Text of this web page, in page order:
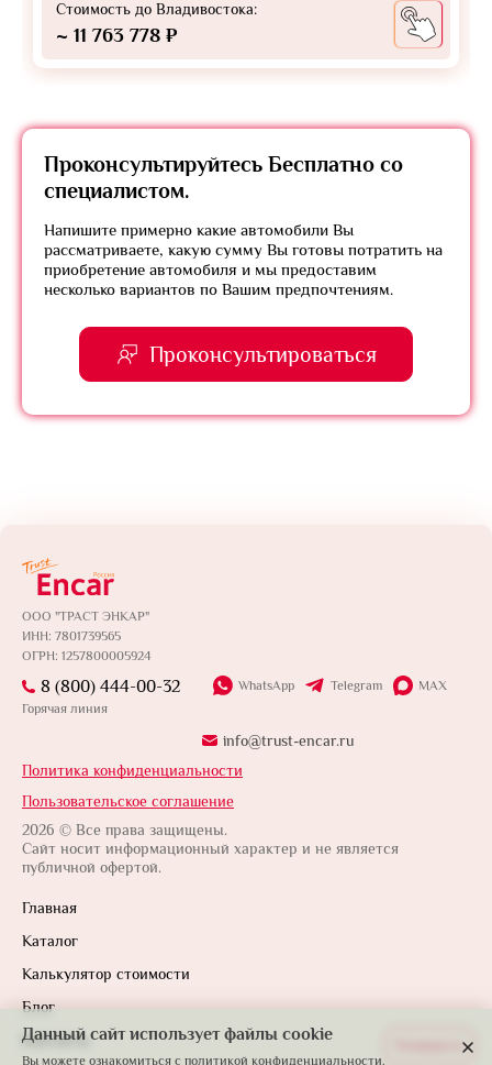
Стоимость до Владивостока:
~ 11 763 778 ₽
Проконсультируйтесь Бесплатно со
специалистом.
Напишите примерно какие автомобили Вы
рассматриваете, какую сумму Вы готовы потратить на
приобретение автомобиля и мы предоставим
несколько вариантов по Вашим предпочтениям.
Проконсультироваться
ООО "ТРАСТ ЭНКАР"
ИНН: 7801739565
ОГРН: 1257800005924
Политика конфиденциальности
Пользовательское соглашение
2026 © Все права защищены.
Сайт носит информационный характер и не является
публичной офертой.
Главная
Каталог
Калькулятор стоимости
Блог
Контакты
8 (800) 444-00-32
Горячая линия
WhatsApp Telegram MAX
info@trust-encar.ru
Данный сайт использует файлы cookie
Вы можете ознакомиться с политикой конфиденциальности.
Развернуть